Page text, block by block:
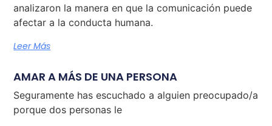
analizaron la manera en que la comunicación puede
afectar a la conducta humana.
Leer Más
AMAR A MÁS DE UNA PERSONA
Seguramente has escuchado a alguien preocupado/a
porque dos personas le